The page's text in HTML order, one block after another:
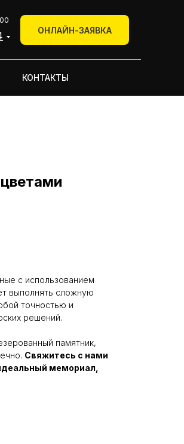
ОНЛАЙН-ЗАЯВКА
+7 (904) 895-23-34
Онлайн-заявка
КОНТАКТЫ
с использованием
выполнять сложную
точностью и
решений.
памятник,
Свяжитесь с нами
мемориал,